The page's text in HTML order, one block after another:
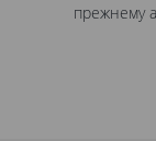
прежнему